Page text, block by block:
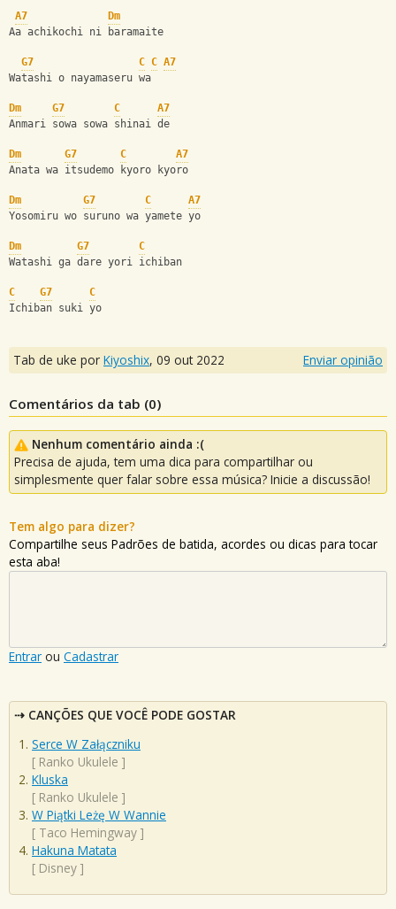
A7
Dm
Aa achikochi ni baramaite
G7 C C A7
Watashi o nayamaseru wa
Dm G7 C
A7
Anmari sowa sowa shinai de
Dm G7 C
A7
Anata wa itsudemo kyoro kyoro
Dm G7 C
A7
Yosomiru wo suruno wa yamete yo
Dm G7
C
Watashi ga dare yori ichiban
C G7
C
Ichiban suki yo
Tab de uke por Kiyoshix, 09 out 2022 Enviar opinião
Comentários da tab (0)
Nenhum comentário ainda :(
Precisa de ajuda, tem uma dica para compartilhar ou
simplesmente quer falar sobre essa música? Inicie a discussão!
Tem algo para dizer?
Compartilhe seus Padrões de batida, acordes ou dicas para tocar
esta aba!
Entrar ou Cadastrar
CANÇÕES QUE VOCÊ PODE GOSTAR
Serce W Załączniku
[ Ranko Ukulele ]
Kluska
[ Ranko Ukulele ]
W Piątki Leżę W Wannie
[ Taco Hemingway ]
Hakuna Matata
[ Disney ]